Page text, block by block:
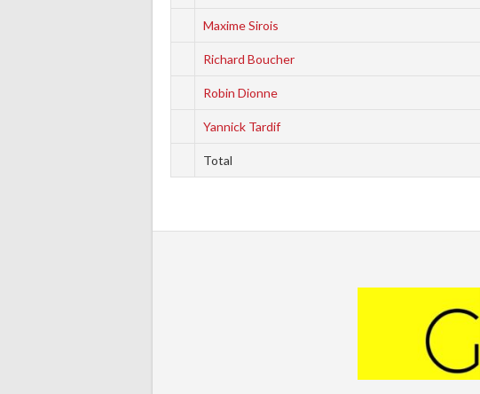
Maxime Sirois
Richard Boucher
Robin Dionne
Yannick Tardif
Total